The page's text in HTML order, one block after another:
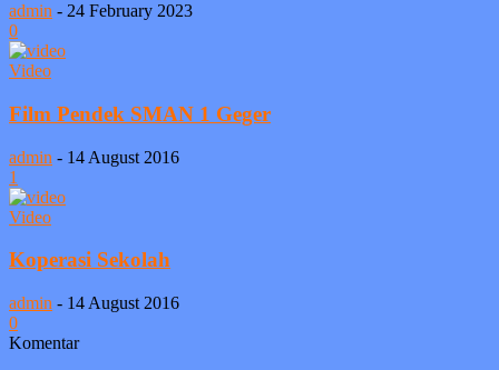
admin - 24 February 2023
0
Video
Film Pendek SMAN 1 Geger
admin - 14 August 2016
1
Video
Koperasi Sekolah
admin - 14 August 2016
0
Komentar